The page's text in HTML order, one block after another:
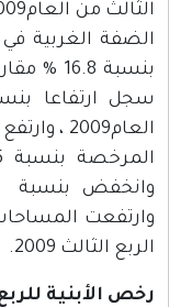
بنسبة
الربع الثالث 2009.
رخص الأبنية للربع